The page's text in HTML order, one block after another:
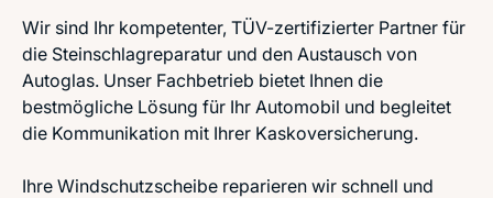
Wir sind Ihr kompetenter, TÜV-zertifizierter Partner für
die Steinschlagreparatur und den Austausch von
Autoglas. Unser Fachbetrieb bietet Ihnen die
bestmögliche Lösung für Ihr Automobil und begleitet
die Kommunikation mit Ihrer Kaskoversicherung.
Ihre Windschutzscheibe reparieren wir schnell und